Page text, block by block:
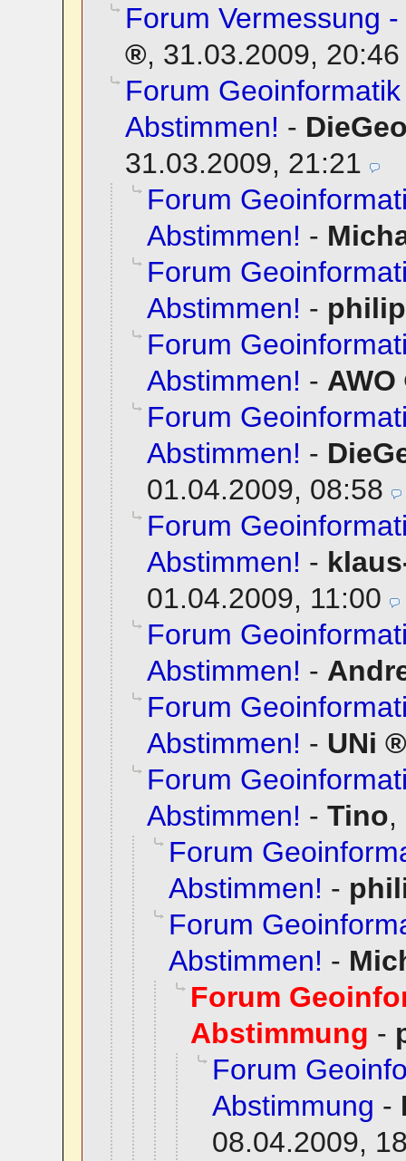
Forum Vermessung
, 31.03.2009, 20:46
Forum
Abstimmen! -
31.03.2009, 21:21
Forum
Abstimmen! -
Forum
Abstimmen! -
Forum
Abstimmen! - AWO
Forum
Abstimmen! -
01.04.2009, 08:58
Forum
Abstimmen! -
01.04.2009, 11:00
Forum
Abstimmen! -
Forum
Abstimmen! - UNi
Forum
Abstimmen! - Tino,
Forum
Abstimmen! -
Forum
Abstimmen! -
Forum
Abstimmung -
Forum
Abstimmung -
08.04.2009,